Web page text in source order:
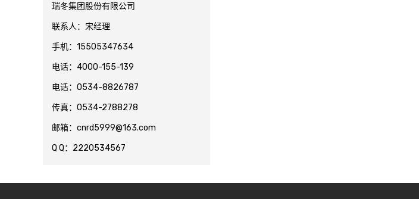
瑞冬集团股份有限公司
联系人：宋经理
手机：15505347634
电话：4000-155-139
电话：0534-8826787
传真：0534-2788278
邮箱：cnrd5999@163.com
Q Q：2220534567